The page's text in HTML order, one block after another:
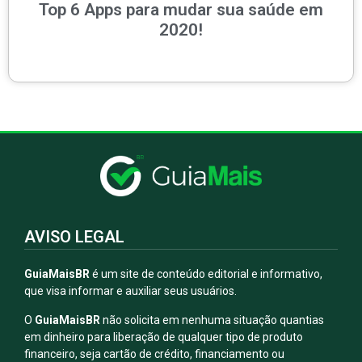
Top 6 Apps para mudar sua saúde em
2020!
AVISO LEGAL
GuiaMaisBR é um site de conteúdo editorial e informativo,
que visa informar e auxiliar seus usuários.
O GuiaMaisBR não solicita em nenhuma situação quantias
em dinheiro para liberação de qualquer tipo de produto
financeiro, seja cartão de crédito, financiamento ou